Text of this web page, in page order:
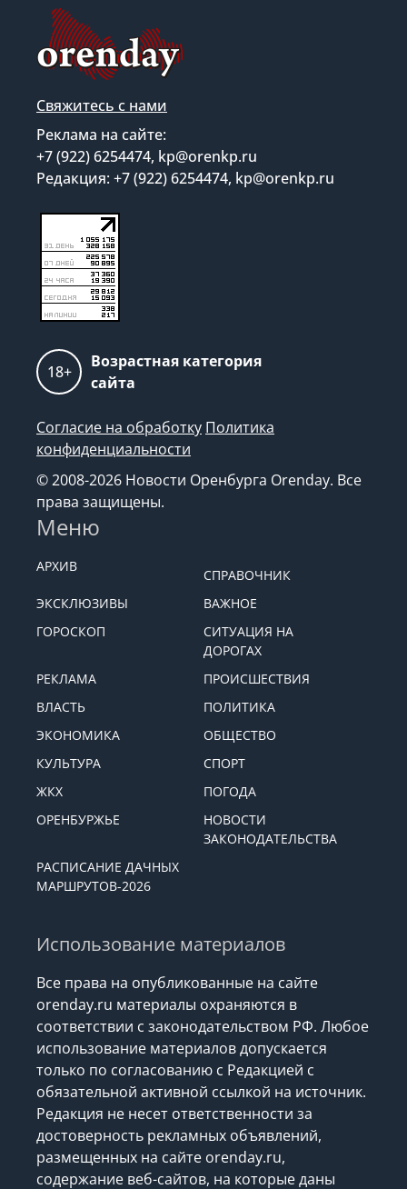
Свяжитесь с нами
Реклама на сайте:
+7 (922) 6254474, kp@orenkp.ru
Редакция: +7 (922) 6254474, kp@orenkp.ru
Согласие на обработку
конфиденциальности
© 2008-2026 Новости Оренбурга Orenday. Все
права защищены.
Меню
АРХИВ
СПРАВОЧНИК
ЭКСКЛЮЗИВЫ
ВАЖНОЕ
ДОРОГАХ
РЕКЛАМА
ПРОИСШЕСТВИЯ
ВЛАСТЬ
ПОЛИТИКА
ЭКОНОМИКА
ОБЩЕСТВО
КУЛЬТУРА
СПОРТ
ЖКХ
ПОГОДА
Использование материалов
Все права на опубликованные на сайте
orenday.ru материалы охраняются в
соответствии с законодательством РФ. Любое
использование материалов допускается
только по согласованию с Редакцией с
обязательной активной ссылкой на источник.
Редакция не несет ответственности за
достоверность рекламных объявлений,